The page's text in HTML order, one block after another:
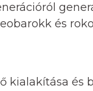
és
kialakítása és